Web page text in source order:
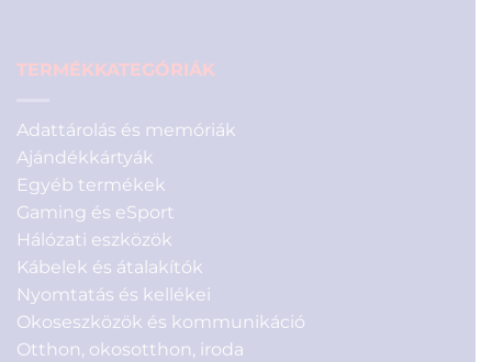
TERMÉKKATEGÓRIÁK
Adattárolás és memóriák
Ajándékkártyák
Egyéb termékek
Gaming és eSport
Hálózati eszközök
Kábelek és átalakítók
Nyomtatás és kellékei
Okoseszközök és kommunikáció
Otthon, okosotthon, iroda